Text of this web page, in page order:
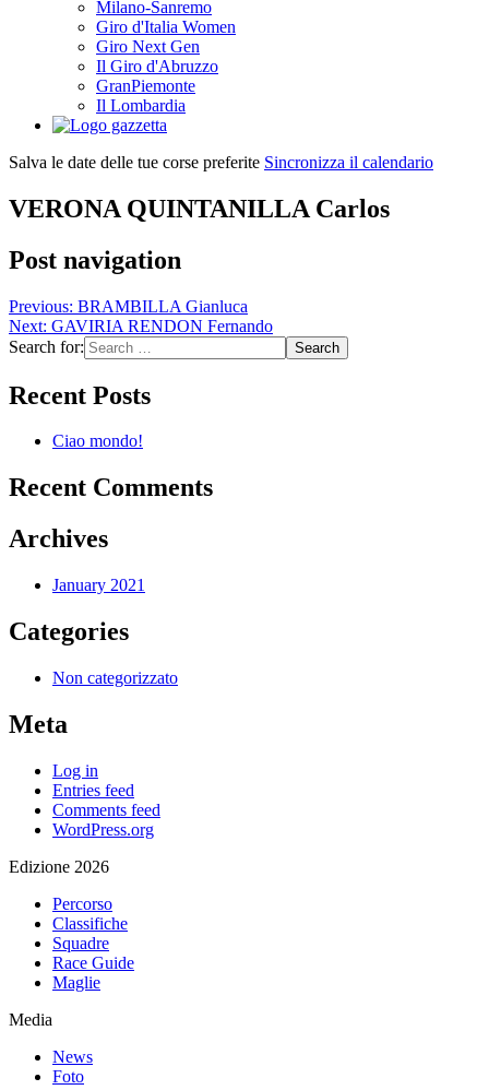
Milano-Sanremo
Giro d'Italia Women
Giro Next Gen
Il Giro d'Abruzzo
GranPiemonte
Il Lombardia
Salva le date delle tue corse preferite Sincronizza il calendario
VERONA QUINTANILLA Carlos
Post navigation
Previous: BRAMBILLA Gianluca
Next: GAVIRIA RENDON Fernando
Search for:
Recent Posts
Ciao mondo!
Recent Comments
Archives
January 2021
Categories
Non categorizzato
Meta
Log in
Entries feed
Comments feed
WordPress.org
Edizione 2026
Percorso
Classifiche
Squadre
Race Guide
Maglie
Media
News
Foto